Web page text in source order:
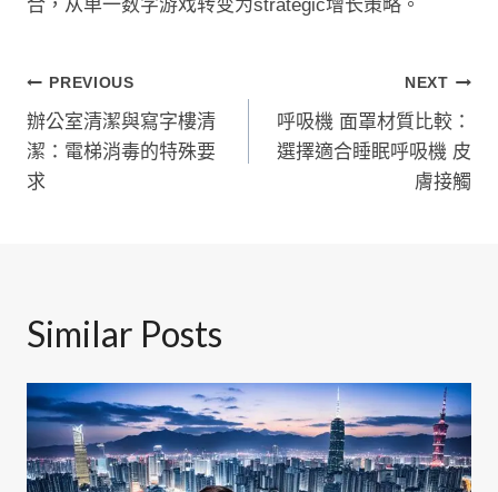
合，从单一数字游戏转变为strategic增长策略。
文
章
導
PREVIOUS
辦公室清潔與寫字樓清
潔：電梯消毒的特殊要
求
NEXT
呼吸機 面罩材質比較：
選擇適合睡眠呼吸機 皮
膚接觸
Similar Posts